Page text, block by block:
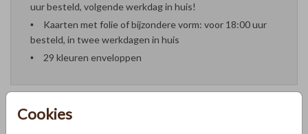
Cookies
uur besteld, volgende werkdag in huis!
Kaarten met folie of bijzondere vorm: voor 18:00 uur
besteld, in twee werkdagen in huis
29 kleuren enveloppen